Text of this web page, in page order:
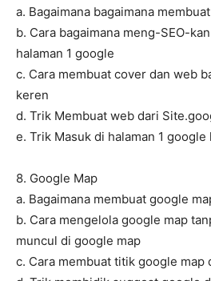
a. Bagaimana bagaimana
b. Cara bagaimana meng-SEO-
halaman 1 google
c. Cara membuat cover dan web
keren
d. Trik Membuat web dari
e. Trik Masuk di halaman 1
8. Google Map
a. Bagaimana membuat google
b. Cara mengelola google map
muncul di google map
c. Cara membuat titik google map